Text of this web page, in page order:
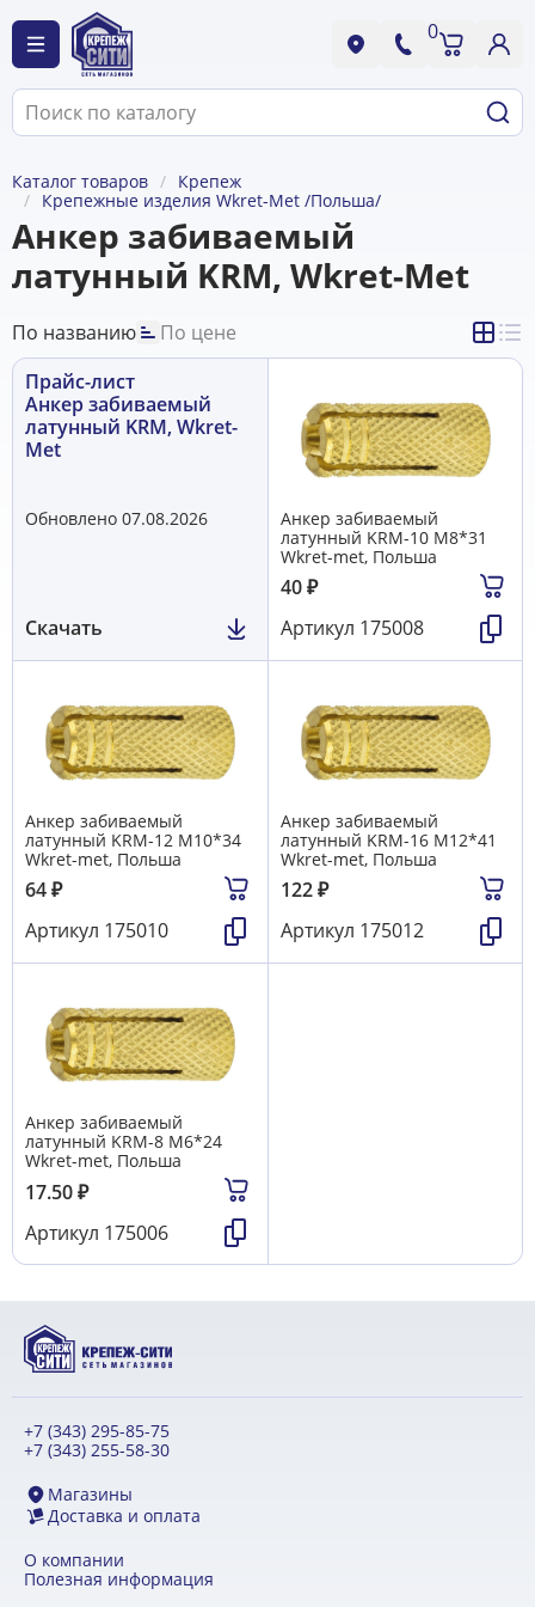
0
Каталог товаров
Крепеж
Крепежные изделия Wkret-Met /Польша/
Анкер забиваемый
латунный KRM, Wkret-Met
По названию
По цене
Прайс-лист
Анкер забиваемый
латунный KRM, Wkret-
Met
Обновлено 07.08.2026
Скачать
Анкер забиваемый
латунный KRM-10 М8*31
Wkret-met, Польша
40₽
Артикул 175008
Анкер забиваемый
латунный KRM-12 М10*34
Wkret-met, Польша
64₽
Артикул 175010
Анкер забиваемый
латунный KRM-16 М12*41
Wkret-met, Польша
122₽
Артикул 175012
Анкер забиваемый
латунный KRM-8 М6*24
Wkret-met, Польша
17.50₽
Артикул 175006
+7 (343) 295-85-75
+7 (343) 255-58-30
Магазины
Доставка и оплата
О компании
Полезная информация